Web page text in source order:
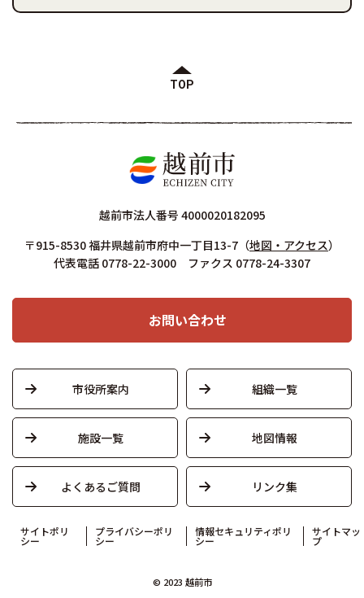
TOP
越前市法人番号 4000020182095
〒915-8530 福井県越前市府中一丁目13-7 （地図・アクセス）
代表電話 0778-22-3000 ファクス 0778-24-3307
お問い合わせ
市役所案内 組織一覧
施設一覧 地図情報
よくあるご質問 リンク集
サイトポリ
シー
プライバシーポリ
シー
情報セキュリティポリ
シー
サイトマッ
プ
© 2023 越前市